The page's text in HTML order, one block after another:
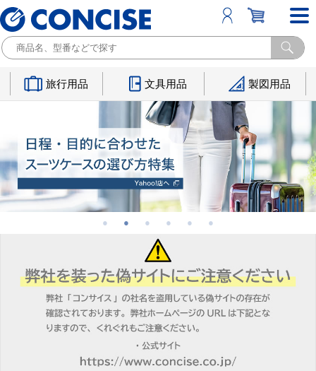
旅行用品 文具用品 製図用品